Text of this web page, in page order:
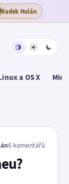
Radek Hulán
a OS X
6 komentářů